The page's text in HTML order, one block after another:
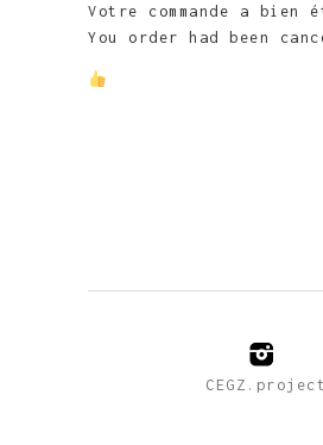
Votre commande a bien
You order had been
CEGZ.project